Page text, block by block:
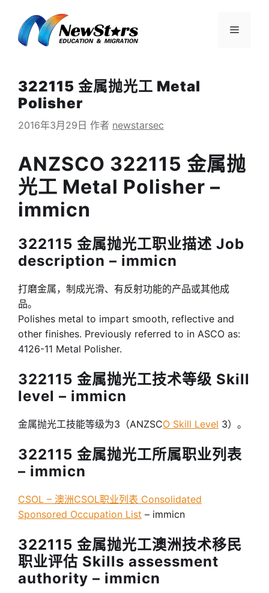
菜
322115 金属抛光工 Metal
Polisher
2016年3月29日 作者 newstarsec
ANZSCO 322115 金属抛
光工 Metal Polisher –
immicn
322115 金属抛光工职业描述 Job
description – immicn
打磨金属，制成光滑、有反射功能的产品或其他成
品。
Polishes metal to impart smooth, reflective and
other finishes. Previously referred to in ASCO as:
4126-11 Metal Polisher.
322115 金属抛光工技术等级 Skill
level – immicn
金属抛光工技能等级为3（ANZSCO Skill Level 3）。
322115 金属抛光工所属职业列表
– immicn
CSOL – 澳洲CSOL职业列表 Consolidated
Sponsored Occupation List – immicn
322115 金属抛光工澳洲技术移民
职业评估 Skills assessment
authority – immicn